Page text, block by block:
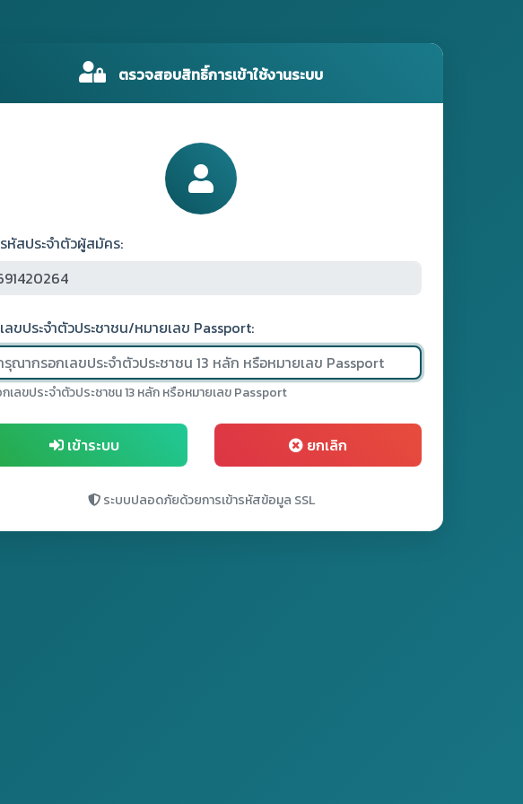
ตรวจสอบสิทธิ์การเข้าใช้งานระบบ
หัสประจำตัวผู้สมัคร:
ลขประจำตัวประชาชน/หมายเลข Passport:
เลขประจำตัวประชาชน 13 หลัก หรือหมายเลข Passport
เข้าระบบ ยกเลิก
ระบบปลอดภัยด้วยการเข้ารหัสข้อมูล SSL